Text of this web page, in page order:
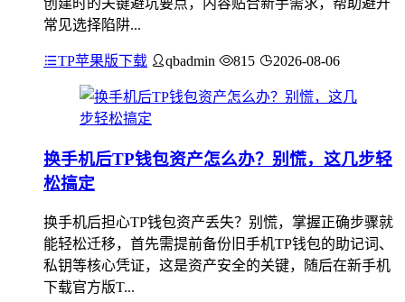
常见选择陷阱...
TP苹果版下载 qbadmin 815 2026-08-06
换手机后TP钱包资产怎么办？别慌，这几步轻
松搞定
换手机后担心TP钱包资产丢失？别慌，掌握正确步骤就
能轻松迁移，首先需提前备份旧手机TP钱包的助记词、
私钥等核心凭证，这是资产安全的关键，随后在新手机
下载官方版T...